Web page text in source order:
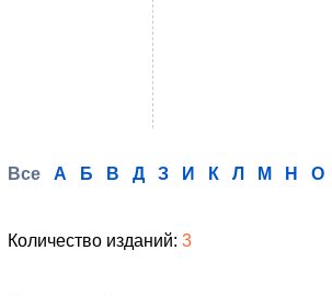
Все А Б В Д З И К Л М Н О
Количество изданий: 3